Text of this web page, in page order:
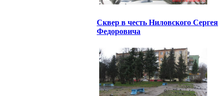
Сквер в честь Ниловского Сергея
Федоровича